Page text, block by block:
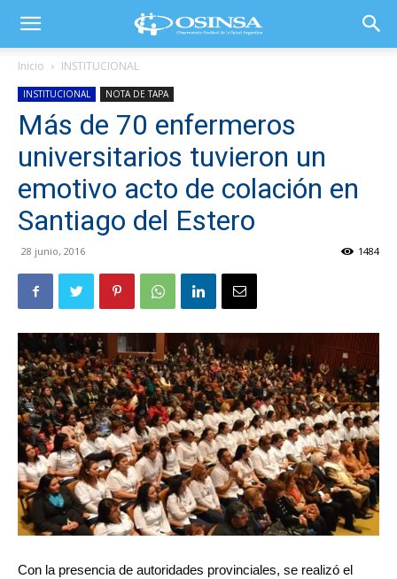
Inicio INSTITUCIONAL
INSTITUCIONAL NOTA DE TAPA
Más de 70 enfermeros
universitarios tuvieron un
emotivo acto de colación en
Santiago del Estero
28 junio, 2016 1484
Con la presencia de autoridades provinciales, se realizó el